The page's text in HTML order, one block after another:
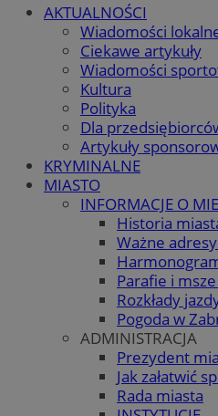
AKTUALNOŚCI
Wiadomości
Ciekawe artykuły
Wiadomości
Kultura
Polityka
Dla
Artykuły
KRYMINALNE
MIASTO
INFORMACJE O
Historia
Ważne
Parafie i
Rozkłady
Pogoda w
ADMINISTRACJA
Prezydent
Jak załatwić
Rada miasta